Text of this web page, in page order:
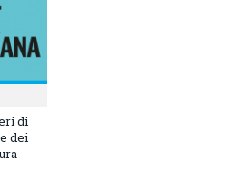
di
dei